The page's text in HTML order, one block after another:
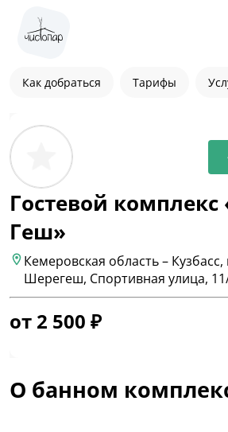
Как добраться Тарифы
Гостевой комплекс
Геш»
Кемеровская область – Кузбасс,
Шерегеш, Спортивная улица,
от 2 500 ₽
О банном